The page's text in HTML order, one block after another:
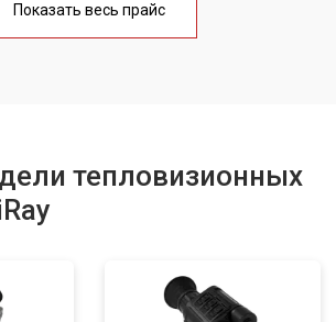
Показать весь прайс
тепловизионных